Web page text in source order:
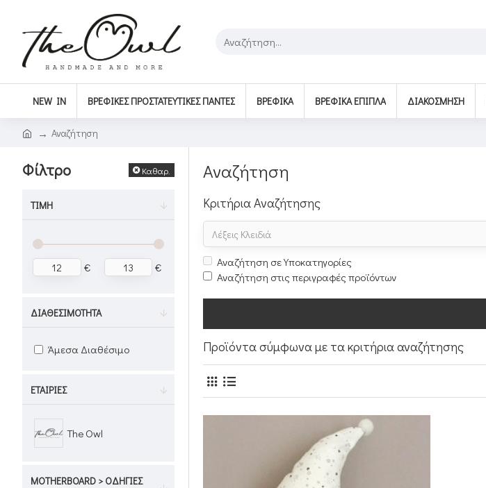
NEW IN ΒΡΕΦΙΚΈΣ ΠΡΟΣΤΑΤΕΥΤΙΚΈΣ ΠΆΝΤΕΣ ΒΡΕΦΙΚΆ BΡΕΦΙΚΆ ΈΠΙΠΛΑ ΔΙΑΚΌΣΜΗΣΗ
Αναζήτηση
Φίλτρο Καθαρ.
ΤΙΜΉ
€ €
ΕΤΑΙΡΊΕΣ
The Owl
MOTHERBOARD > ΟΔΗΓΊΕΣ
ΔΙΑΘΕΣΙΜΌΤΗΤΑ
Άμεσα Διαθέσιμο
Αναζήτηση
Κριτήρια Αναζήτησης
Αναζήτηση σε Υποκατηγορίες
Αναζήτηση στις περιγραφές προϊόντων
Προϊόντα σύμφωνα με τα κριτήρια αναζήτησης